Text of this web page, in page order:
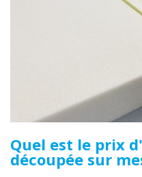
Quel est le prix
découpée sur